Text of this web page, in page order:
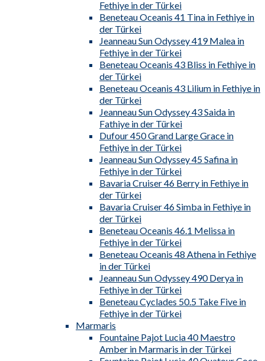
Fethiye in der Türkei
Beneteau Oceanis 41 Tina in Fethiye in
der Türkei
Jeanneau Sun Odyssey 419 Malea in
Fethiye in der Türkei
Beneteau Oceanis 43 Bliss in Fethiye in
der Türkei
Beneteau Oceanis 43 Lilium in Fethiye in
der Türkei
Jeanneau Sun Odyssey 43 Saida in
Fathiye in der Türkei
Dufour 450 Grand Large Grace in
Fethiye in der Türkei
Jeanneau Sun Odyssey 45 Safina in
Fethiye in der Türkei
Bavaria Cruiser 46 Berry in Fethiye in
der Türkei
Bavaria Cruiser 46 Simba in Fethiye in
der Türkei
Beneteau Oceanis 46.1 Melissa in
Fethiye in der Türkei
Beneteau Oceanis 48 Athena in Fethiye
in der Türkei
Jeanneau Sun Odyssey 490 Derya in
Fethiye in der Türkei
Beneteau Cyclades 50.5 Take Five in
Fethiye in der Türkei
Marmaris
Fountaine Pajot Lucia 40 Maestro
Amber in Marmaris in der Türkei